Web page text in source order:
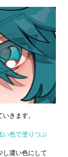
きます。
い色で塗りつぶ
し濃い色にして